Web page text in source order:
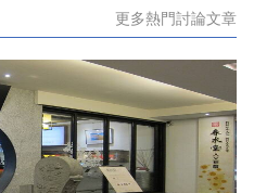
更多熱門討論文章